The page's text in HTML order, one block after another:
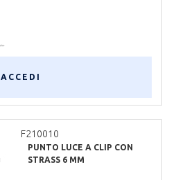
ACCEDI
F210010
PUNTO LUCE A CLIP CON
STRASS 6 MM